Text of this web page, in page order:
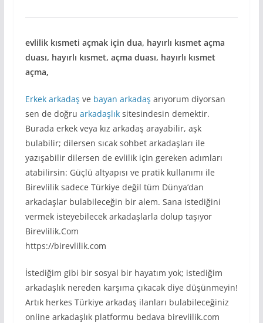
evlilik kısmeti açmak için dua, hayırlı kısmet açma
duası, hayırlı kısmet, açma duası, hayırlı kısmet
açma,
Erkek arkadaş ve bayan arkadaş arıyorum diyorsan
sen de doğru arkadaşlıksitesindesin demektir.
Burada erkek veya kız arkadaş arayabilir, aşk
bulabilir; dilersen sıcak sohbet arkadaşları ile
yazışabilir dilersen de evlilik için gereken adımları
atabilirsin: Güçlü altyapısı ve pratik kullanımı ile
Birevlilik sadece Türkiye değil tüm Dünya’dan
arkadaşlar bulabileceğin bir alem. Sana istediğini
vermek isteyebilecek arkadaşlarla dolup taşıyor
Birevlilik.Com
https://birevlilik.com
İstediğim gibi bir sosyal bir hayatım yok; istediğim
arkadaşlık nereden karşıma çıkacak diye düşünmeyin!
Artık herkes Türkiye arkadaş ilanları bulabileceğiniz
online arkadaşlık platformu bedava birevlilik.com